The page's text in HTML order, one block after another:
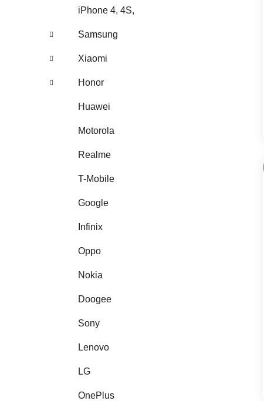
iPhone 4, 4S,
Samsung
Xiaomi
Honor
Huawei
Motorola
Realme
T-Mobile
Google
Infinix
Oppo
Nokia
Doogee
Sony
Lenovo
LG
OnePlus